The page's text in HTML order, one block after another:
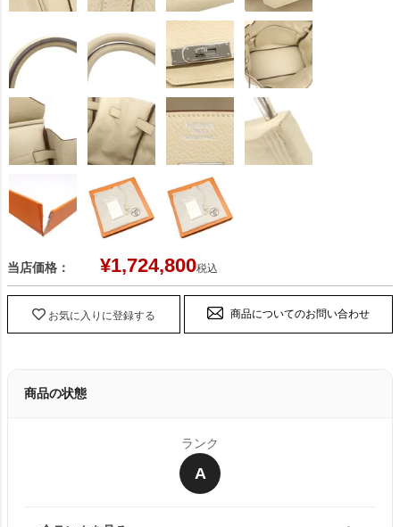
当店価格： ¥1,724,800税込
お気に入りに登録する 商品についてのお問い合わせ
商品の状態
ランク
A